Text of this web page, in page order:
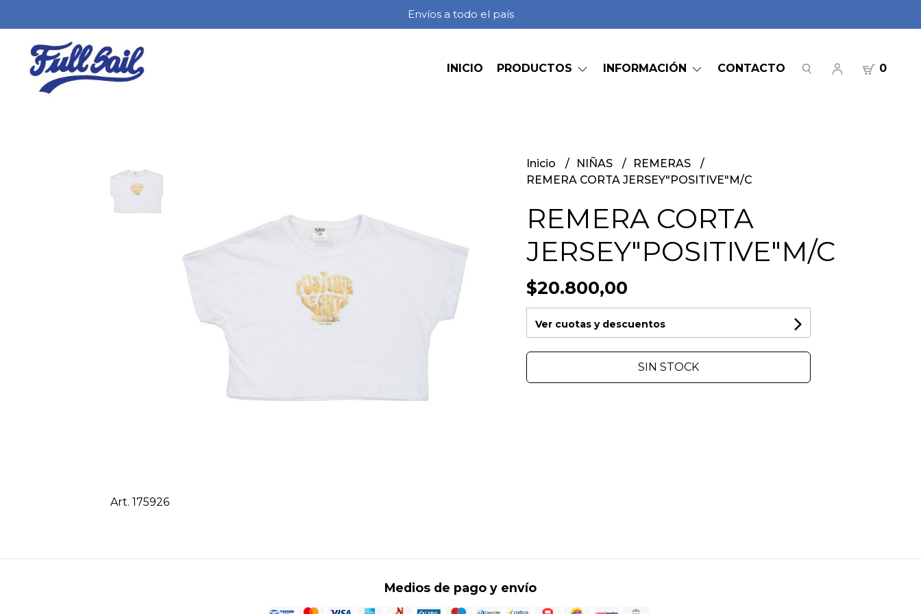
Envíos a todo el país
INICIO PRODUCTOS INFORMACIÓN CONTACTO 0
Art. 175926
Inicio NIÑAS
REMERAS
REMERA CORTA JERSEY"POSITIVE"M/C
REMERA CORTA
JERSEY"POSITIVE"M/C
$20.800,00
Ver cuotas y descuentos
SIN STOCK
Medios de pago y envío